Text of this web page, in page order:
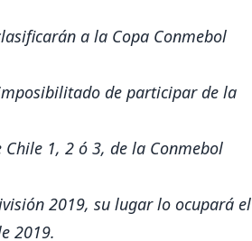
a la Copa Conmebol
de participar de la
1, 2 ó 3, de la Conmebol
2019, su lugar lo ocupará el
2019.